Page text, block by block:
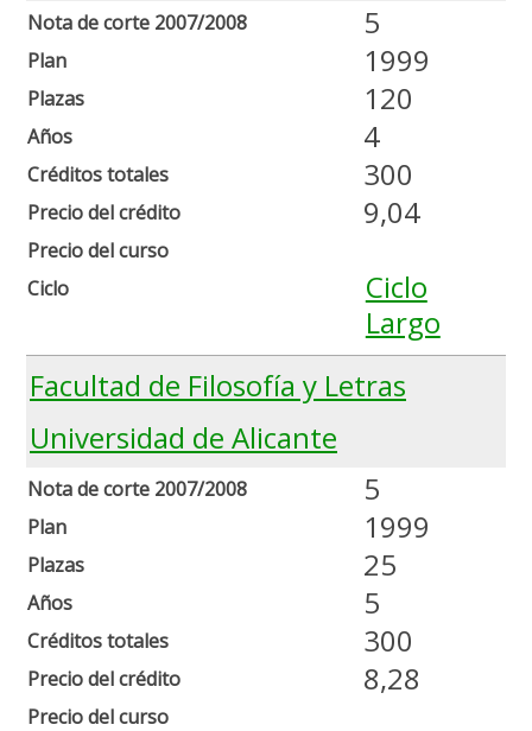
Nota de corte 2007/2008
Plan
Plazas
Años
Créditos totales
Precio del crédito
Precio del curso
Ciclo
5
1999
120
4
300
9,04
Ciclo
Largo
Facultad de Filosofía y Letras
Universidad de Alicante
Nota de corte 2007/2008
Plan
Plazas
Años
Créditos totales
Precio del crédito
Precio del curso
5
1999
25
5
300
8,28